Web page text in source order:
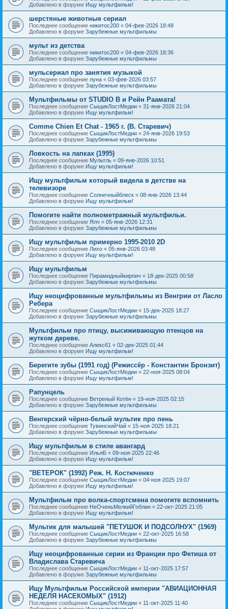
Добавлено в форуме Ищу мультфильм!
шерстяные животные сериал
Последнее сообщение никитос200 « 04-фев-2026 18:48
Добавлено в форуме Зарубежные мультфильмы
мульт из детства
Последнее сообщение никитос200 « 04-фев-2026 18:36
Добавлено в форуме Зарубежные мультфильмы
мульсериал про занятия музыкой
Последнее сообщение луна « 03-фев-2026 03:57
Добавлено в форуме Зарубежные мультфильмы
Мультфильмы от STUDIO B и Рейн Раамата!
Последнее сообщение СыщикЛостМедии « 31-янв-2026 21:04
Добавлено в форуме Ищу мультфильм!
Comme Chien Et Chat - 1965 г. (В. Старевич)
Последнее сообщение СыщикЛостМедии « 24-янв-2026 19:53
Добавлено в форуме Зарубежные мультфильмы
Ловкость на лапках (1995)
Последнее сообщение Мультль « 09-янв-2026 10:51
Добавлено в форуме Ищу мультфильм!
Ищу мультфильм который видела в детстве на
телевизоре
Последнее сообщение Солнечныйблеск « 08-янв-2026 13:44
Добавлено в форуме Ищу мультфильм!
Помогите найти полнометражный мультфильи.
Последнее сообщение Ялч « 05-янв-2026 12:31
Добавлено в форуме Зарубежные мультфильмы
Ищу мультфильм примерно 1995-2010 2D
Последнее сообщение Лихо « 05-янв-2026 03:48
Добавлено в форуме Ищу мультфильм!
Ищу мультфильм
Последнее сообщение Пирамидныйкирпич « 18-дек-2025 00:58
Добавлено в форуме Зарубежные мультфильмы
Ищу неоцифрованные мультфильмы из Венгрии от Ласло
Ребера
Последнее сообщение СыщикЛостМедии « 15-дек-2025 18:27
Добавлено в форуме Зарубежные мультфильмы
Мультфильм про птицу, высиживающую птенцов на
жутком дереве.
Последнее сообщение Алекс61 « 02-дек-2025 01:44
Добавлено в форуме Ищу мультфильм!
Берегите зубы (1991 год) (Режиссёр - Константин Бронзит)
Последнее сообщение СыщикЛостМедии « 22-ноя-2025 08:04
Добавлено в форуме Ищу мультфильм!
Рапунцель
Последнее сообщение Ветреный Котён « 19-ноя-2025 02:15
Добавлено в форуме Зарубежные мультфильмы
Венгерский чёрно-белый мультик про пень
Последнее сообщение ТувинскийЧай « 15-ноя-2025 18:21
Добавлено в форуме Зарубежные мультфильмы
Ищу мультфильм в стиле авангард
Последнее сообщение ИльяБ « 09-ноя-2025 22:46
Добавлено в форуме Ищу мультфильм!
"ВЕТЕРОК" (1992) Реж. Н. Костюченко
Последнее сообщение СыщикЛостМедии « 04-ноя-2025 19:07
Добавлено в форуме Ищу мультфильм!
Мультфильм про волка-спортсмена помогите вспомнить
Последнее сообщение НеОченьМелкийГоблин « 22-окт-2025 21:05
Добавлено в форуме Ищу мультфильм!
Мультик для малышей "ПЕТУШОК И ПОДСОЛНУХ" (1969)
Последнее сообщение СыщикЛостМедии « 22-окт-2025 16:58
Добавлено в форуме Зарубежные мультфильмы
Ищу неоцифрованные серии из Франции про Фетиша от
Владислава Старевича
Последнее сообщение СыщикЛостМедии « 11-окт-2025 17:57
Добавлено в форуме Зарубежные мультфильмы
Ищу Мультфильм Российской империи "АВИАЦИОННАЯ
НЕДЕЛЯ НАСЕКОМЫХ" (1912)
Последнее сообщение СыщикЛостМедии « 11-окт-2025 11:40